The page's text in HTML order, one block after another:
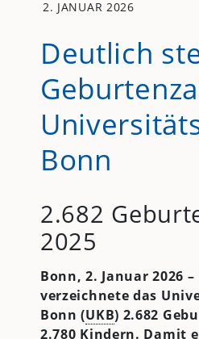
2. JANUAR 2026
Deutlich
Bonn
2.682
2025
Bonn, 2. Januar 2026
verzeichnete das
Bonn (UKB) 2.682
2.780 Kindern. Damit